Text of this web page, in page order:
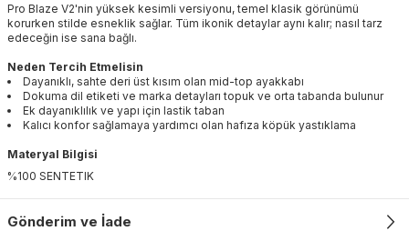
Pro Blaze V2'nin yüksek kesimli versiyonu, temel klasik görünümü
korurken stilde esneklik sağlar. Tüm ikonik detaylar aynı kalır; nasıl tarz
edeceğin ise sana bağlı.
Neden Tercih Etmelisin
Dayanıklı, sahte deri üst kısım olan mid-top ayakkabı
Dokuma dil etiketi ve marka detayları topuk ve orta tabanda bulunur
Ek dayanıklılık ve yapı için lastik taban
Kalıcı konfor sağlamaya yardımcı olan hafıza köpük yastıklama
Materyal Bilgisi
%100 SENTETIK
Gönderim ve İade